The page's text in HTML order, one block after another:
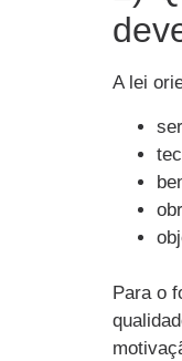
A lei
Para o